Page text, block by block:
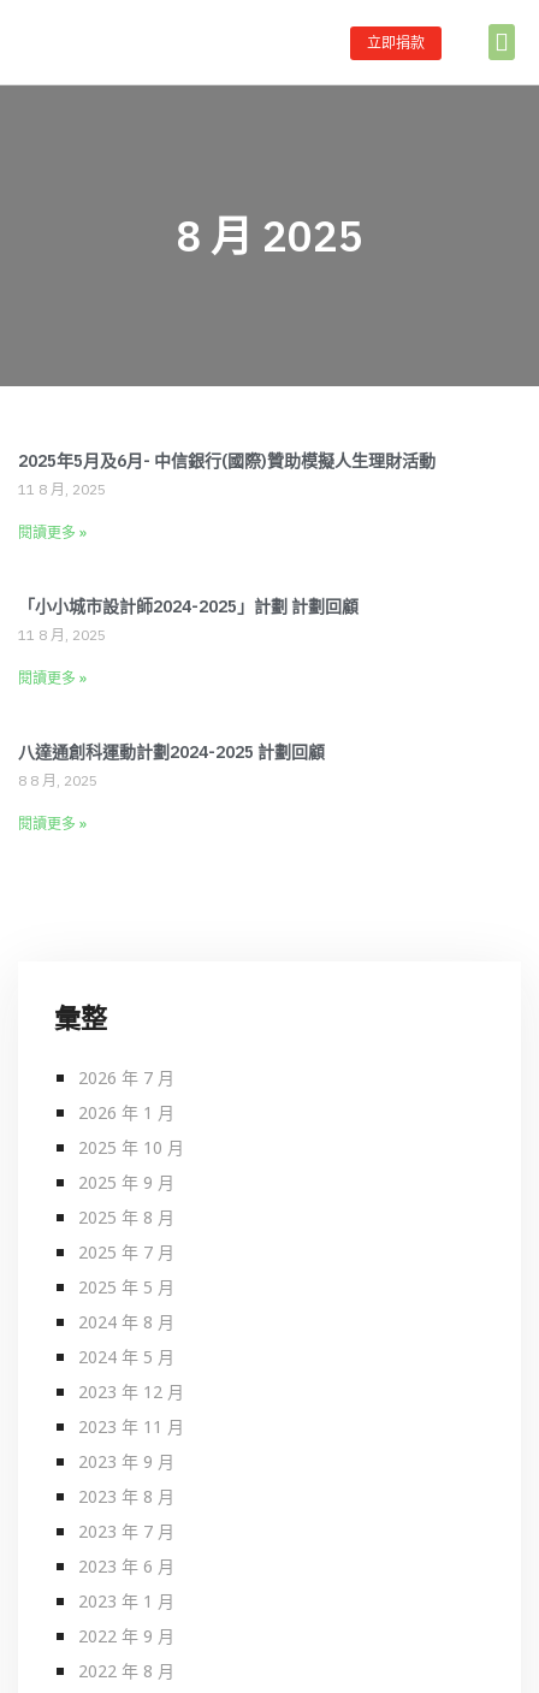
立即捐款
8 月 2025
2025年5月及6月- 中信銀行(國際)贊助模擬人生理財活動
11 8 月, 2025
閱讀更多 »
「小小城市設計師2024-2025」計劃 計劃回顧
11 8 月, 2025
閱讀更多 »
八達通創科運動計劃2024-2025 計劃回顧
8 8 月, 2025
閱讀更多 »
彙整
2026 年 7 月
2026 年 1 月
2025 年 10 月
2025 年 9 月
2025 年 8 月
2025 年 7 月
2025 年 5 月
2024 年 8 月
2024 年 5 月
2023 年 12 月
2023 年 11 月
2023 年 9 月
2023 年 8 月
2023 年 7 月
2023 年 6 月
2023 年 1 月
2022 年 9 月
2022 年 8 月